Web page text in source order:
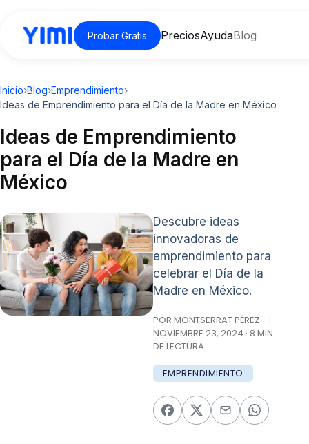
Probar Gratis PreciosAyudaBlog
Inicio›Blog›Emprendimiento›
Ideas de Emprendimiento para el Día de la Madre en México
Ideas de Emprendimiento
para el Día de la Madre en
México
Descubre ideas
innovadoras de
emprendimiento para
celebrar el Día de la
Madre en México.
POR MONTSERRAT PÉREZ
|
NOVIEMBRE 23, 2024 · 8 MIN
DE LECTURA
EMPRENDIMIENTO